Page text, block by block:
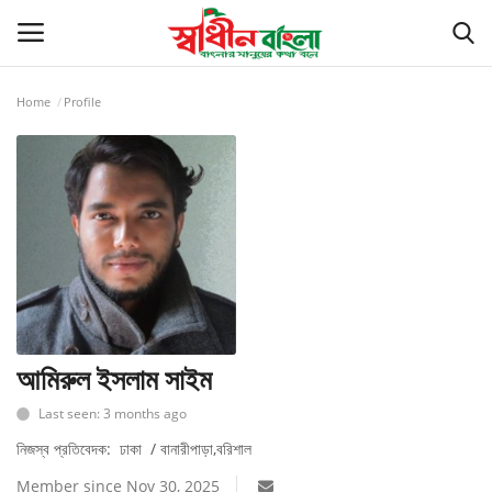
বিশ্ব
খেলাধুলা
রাজনীতি
বাণিজ্য
Home Profile
আমিরুল ইসলাম সাইম
Last seen: 3 months ago
নিজস্ব প্রতিবেদক: ঢাকা / বানারীপাড়া,বরিশাল
Member since Nov 30, 2025